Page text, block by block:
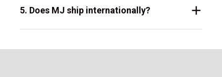
5. Does MJ ship internationally?